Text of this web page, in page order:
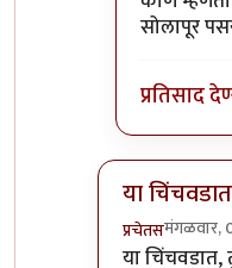
सोलापूर
प्रतिसाद
या
प्रचेतसमंगळवार,
In reply to
या